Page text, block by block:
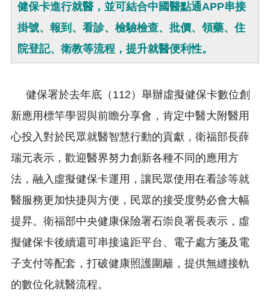
健保卡進行就醫，並可結合中國醫點通APP串接
掛號、報到、看診、檢驗檢查、批價、領藥、住
院登記、衛教等流程，提升就醫便利性。
健保署於去年底（112）舉辦虛擬健保卡數位創
新應用標竿學習與前瞻分享會，肯定中醫大附醫用
心投入對於民眾就醫智慧行動的貢獻，衛福部長薛
瑞元表示，歡迎醫界努力創新各種不同的應用方
法，融入虛擬健保卡運用，讓民眾使用在看診等就
醫服務更加快捷與方便，民眾的接受度勢必會大幅
提昇。衛福部中央健康保險署石崇良署長表示，虛
擬健保卡後續還可串接遠距平台、電子處方箋及電
子支付等配套，打破健康照護圍籬，提供無縫接軌
的數位化就醫流程。